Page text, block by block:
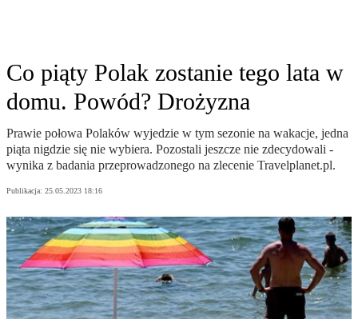
Co piąty Polak zostanie tego lata w
domu. Powód? Drożyzna
Prawie połowa Polaków wyjedzie w tym sezonie na wakacje, jedna
piąta nigdzie się nie wybiera. Pozostali jeszcze nie zdecydowali -
wynika z badania przeprowadzonego na zlecenie Travelplanet.pl.
Publikacja: 25.05.2023 18:16